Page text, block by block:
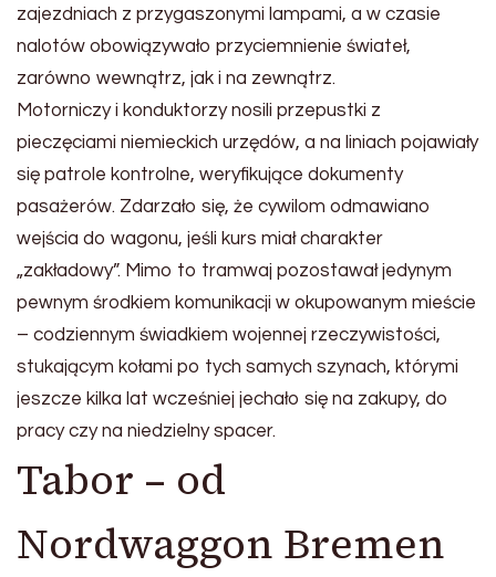
zajezdniach z przygaszonymi lampami, a w czasie
nalotów obowiązywało przyciemnienie świateł,
zarówno wewnątrz, jak i na zewnątrz.
Motorniczy i konduktorzy nosili przepustki z
pieczęciami niemieckich urzędów, a na liniach pojawiały
się patrole kontrolne, weryfikujące dokumenty
pasażerów. Zdarzało się, że cywilom odmawiano
wejścia do wagonu, jeśli kurs miał charakter
„zakładowy”. Mimo to tramwaj pozostawał jedynym
pewnym środkiem komunikacji w okupowanym mieście
– codziennym świadkiem wojennej rzeczywistości,
stukającym kołami po tych samych szynach, którymi
jeszcze kilka lat wcześniej jechało się na zakupy, do
pracy czy na niedzielny spacer.
Tabor – od
Nordwaggon Bremen